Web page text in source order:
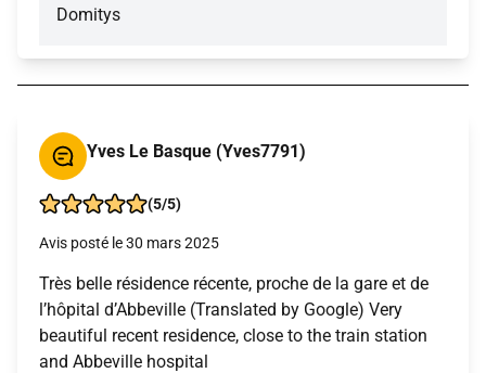
Domitys
Yves Le Basque (Yves7791)
(5/5)
Avis posté le 30 mars 2025
Très belle résidence récente, proche de la gare et de
l’hôpital d’Abbeville (Translated by Google) Very
beautiful recent residence, close to the train station
and Abbeville hospital